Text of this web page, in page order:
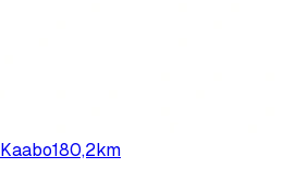
Kaabo180,2km